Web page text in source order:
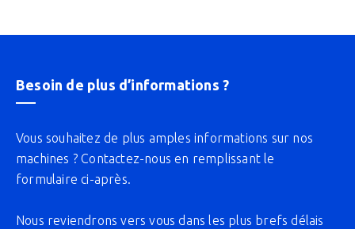
Besoin de plus d’informations ?
Vous souhaitez de plus amples informations sur nos
machines ? Contactez-nous en remplissant le
formulaire ci-après.
Nous reviendrons vers vous dans les plus brefs délais